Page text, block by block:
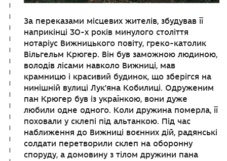
За переказами місцевих жителів, збудував її
наприкінці 30-х років минулого століття
нотаріус Вижницького повіту, греко-католик
Вільгельм Крюгер. Він був заможною людиною,
володів лісами навколо Вижниці, мав
крамницю і красивий будинок, що зберігся на
нинішній вулиці Лук’яна Кобилиці. Одруженим
пан Крюгер був із українкою, вони дуже
любили одне одного. Коли дружина померла, її
поховали у склепі під альтанкою. Під час
наближення до Вижниці воєнних дій, радянські
солдати перетворили склеп на оборонну
споруду, а домовину з тілом дружини пана